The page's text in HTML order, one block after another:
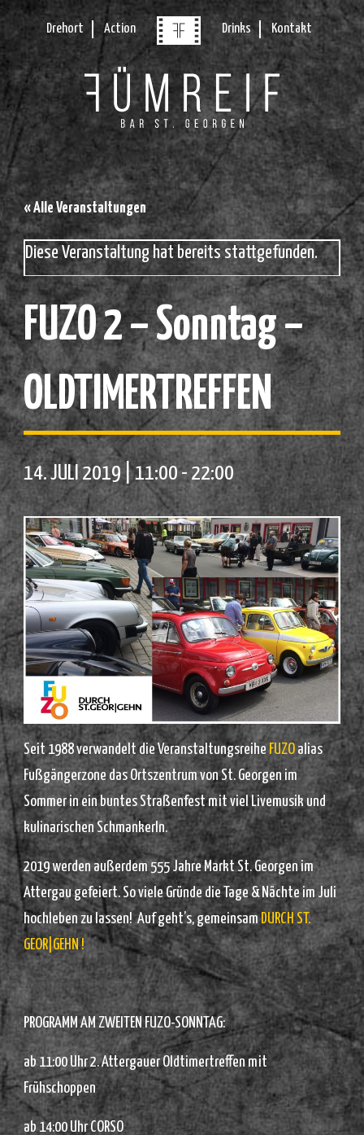
Drehort Action Drinks Kontakt
« Alle Veranstaltungen
Diese Veranstaltung hat bereits stattgefunden.
FUZO 2 – Sonntag –
OLDTIMERTREFFEN
14. JULI 2019 | 11:00-22:00
Seit 1988 verwandelt die Veranstaltungsreihe FUZO alias
Fußgängerzone das Ortszentrum von St. Georgen im
Sommer in ein buntes Straßenfest mit viel Livemusik und
kulinarischen Schmankerln.
2019 werden außerdem 555 Jahre Markt St. Georgen im
Attergau gefeiert. So viele Gründe die Tage & Nächte im Juli
hochleben zu lassen! Auf geht’s, gemeinsamDURCH ST.
GEOR|GEHN !
PROGRAMM AM ZWEITEN FUZO-SONNTAG:
ab 11:00 Uhr 2. Attergauer Oldtimertreffen mit
Frühschoppen
ab 14:00 Uhr CORSO